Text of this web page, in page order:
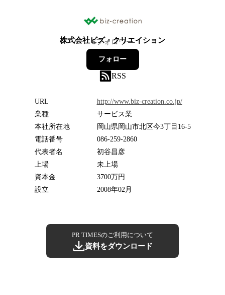
株式会社ビズ・クリエイション
6フォロワー
フォロー
RSS
URL
http://www.biz-creation.co.jp/
業種
サービス業
本社所在地
岡山県岡山市北区今3丁目16-5
電話番号
086-259-2860
代表者名
初谷昌彦
上場
未上場
資本金
3700万円
設立
2008年02月
PR TIMESのご利用について
資料をダウンロード